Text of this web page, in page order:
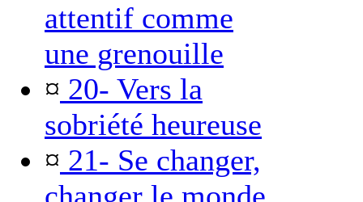
attentif comme
une grenouille
¤ 20- Vers la
sobriété heureuse
¤ 21- Se changer,